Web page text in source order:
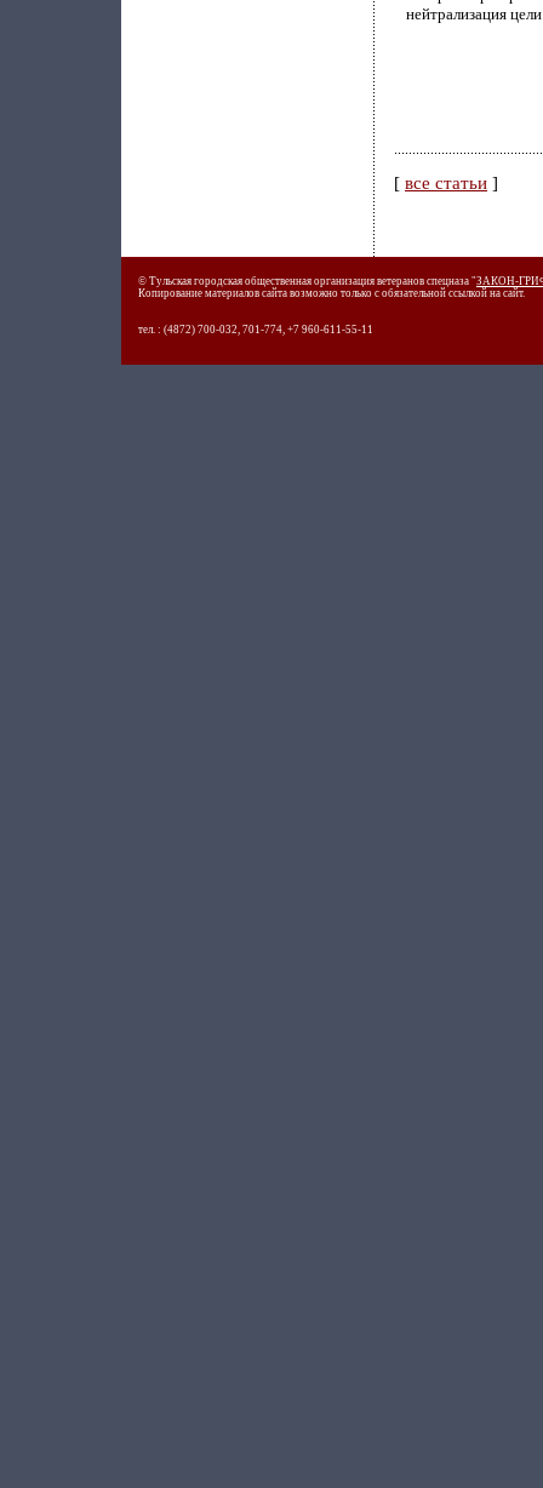
нейтрализация
[ все статьи ]
© Тульская городская общественная организация ветеранов спецназа "ЗАКОН-
Копирование материалов сайта возможно только с обязательной ссылкой на сайт.
тел. : (4872) 700-032, 701-774, +7 960-611-55-11